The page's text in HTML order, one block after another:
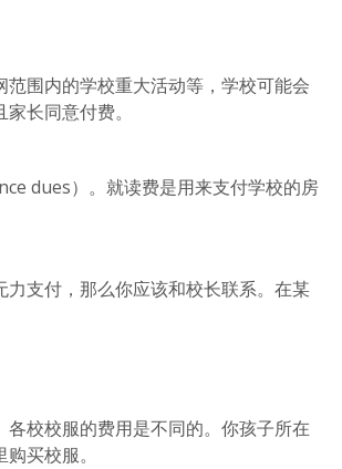
围内的学校重大活动等，学校可能会
长同意付费。
dues）。就读费是用来支付学校的房
支付，那么你应该和校长联系。在某
校校服的费用是不同的。你孩子所在
买校服。